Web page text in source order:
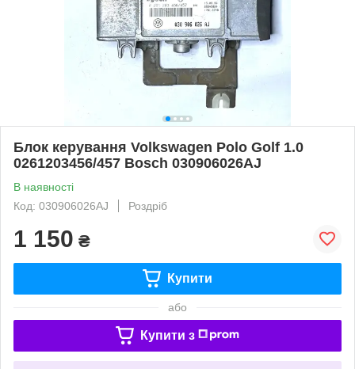
Блок керування Volkswagen Polo Golf 1.0
0261203456/457 Bosch 030906026AJ
В наявності
Код: 030906026AJ
Роздріб
1 150 ₴
Купити
або
Купити з